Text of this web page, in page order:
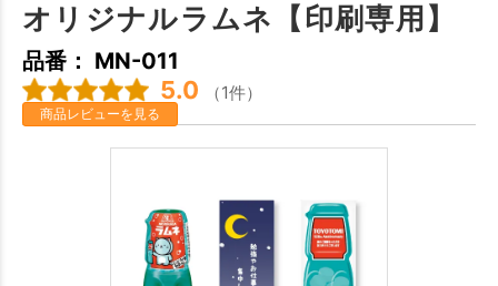
オリジナルラムネ【印刷専用】
品番： MN-011
5.0 （1件）
商品レビューを見る